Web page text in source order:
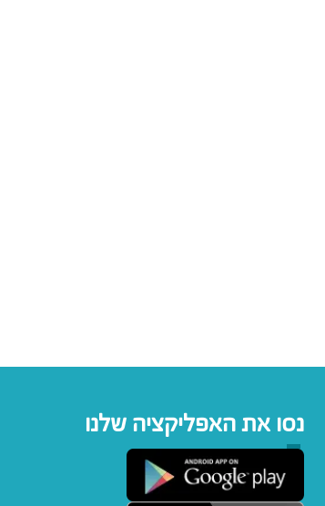
נסו את האפליקציה שלנו